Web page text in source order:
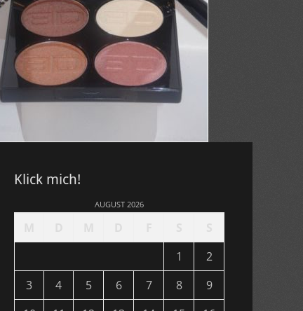
Klick mich!
AUGUST 2026
1
2
3
4 5 6 7 8
9